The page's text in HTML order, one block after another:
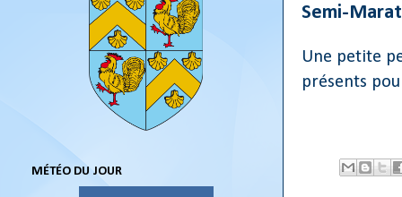
Semi-
Une petite
présents
MÉTÉO DU JOUR